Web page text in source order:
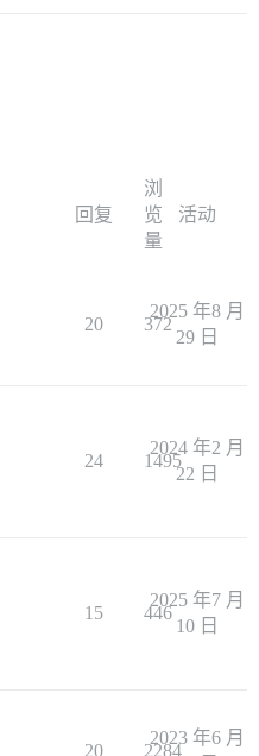
回复
浏
览
量
活动
20 372
2025 年8 月
29 日
24 1495
2024 年2 月
22 日
15 446
2025 年7 月
10 日
20 2284
2023 年6 月